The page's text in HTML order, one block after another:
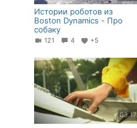
Истории роботов из
Boston Dynamics - Про
собаку
121 4 +5
03:17